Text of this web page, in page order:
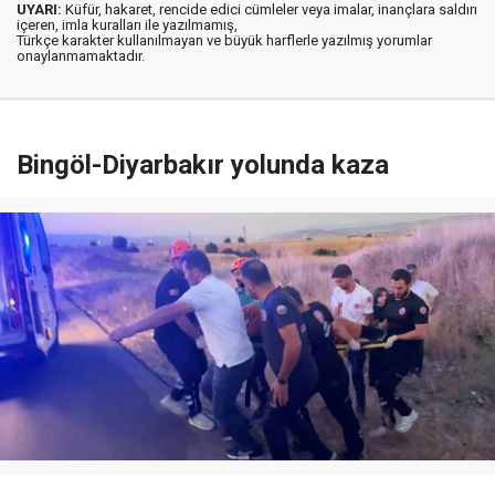
UYARI: Küfür, hakaret, rencide edici cümleler veya imalar, inançlara saldırı
içeren, imla kuralları ile yazılmamış,
Türkçe karakter kullanılmayan ve büyük harflerle yazılmış yorumlar
onaylanmamaktadır.
Bingöl-Diyarbakır yolunda kaza